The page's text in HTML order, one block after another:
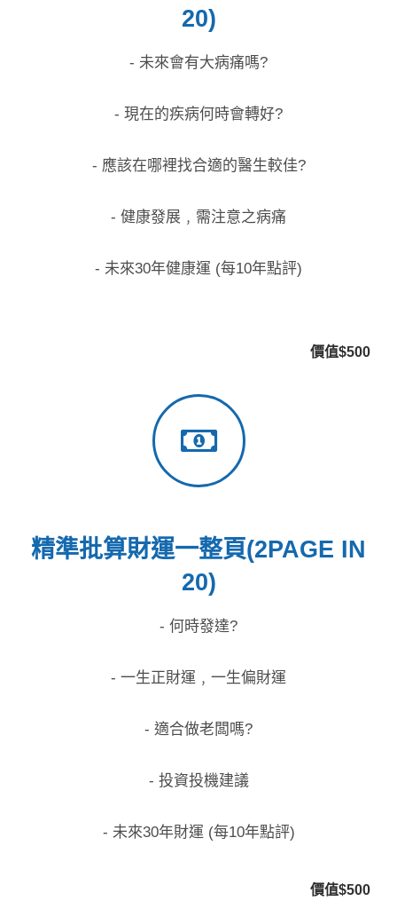
20)
- 未來會有大病痛嗎?
- 現在的疾病何時會轉好?
- 應該在哪裡找合適的醫生較佳?
- 健康發展﹐需注意之病痛
- 未來30年健康運 (每10年點評)
價值$500
精準批算財運一整頁(2PAGE IN
20)
- 何時發達?
- 一生正財運﹐一生偏財運
- 適合做老闆嗎?
- 投資投機建議
- 未來30年財運 (每10年點評)
價值$500